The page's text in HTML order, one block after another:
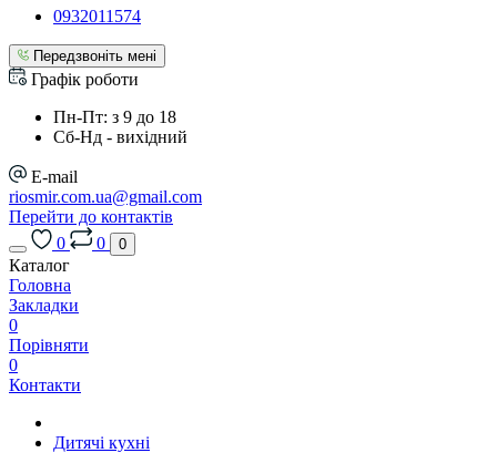
0932011574
Передзвоніть мені
Графік роботи
Пн-Пт: з 9 до 18
Сб-Нд - вихідний
E-mail
riosmir.com.ua@gmail.com
Перейти до контактів
0
0 0
Каталог
Головна
Закладки
0
Порівняти
0
Контакти
Дитячі кухні